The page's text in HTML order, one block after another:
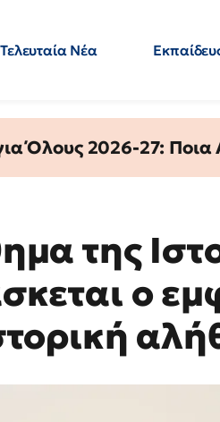
Τελευταία Νέα
Όλους 2026-27:
της
ο